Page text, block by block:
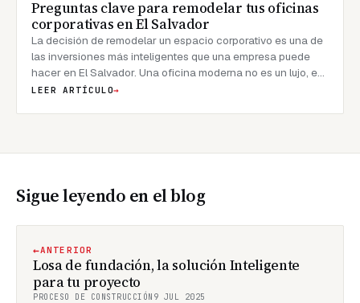
Preguntas clave para remodelar tus oficinas
corporativas en El Salvador
La decisión de remodelar un espacio corporativo es una de
las inversiones más inteligentes que una empresa puede
hacer en El Salvador. Una oficina moderna no es un lujo, es
una herramienta que impulsa la productividad, fortalece la
LEER ARTÍCULO→
Sigue leyendo en el blog
←ANTERIOR
Losa de fundación, la solución Inteligente
para tu proyecto
PROCESO DE CONSTRUCCIÓN 9 JUL 2025